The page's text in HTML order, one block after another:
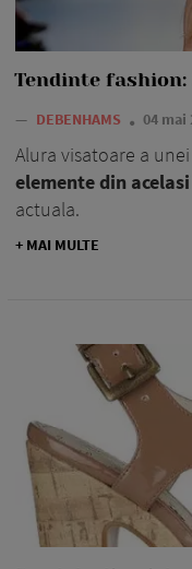
Tendinte
— DEBENHAMS 04 mai
Alura visatoare a
elemente din
actuala.
+ MAI MULTE